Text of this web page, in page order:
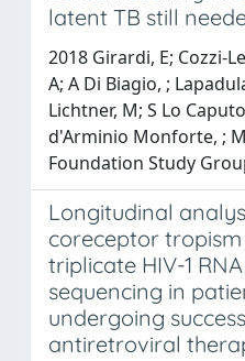
latent TB still
2018 Girardi, E; Cozzi-
A; A Di Biagio, ;
Lichtner, M; S Lo
d'Arminio Monforte, ;
Foundation Study
Longitudinal
coreceptor
triplicate HIV-1
sequencing in
undergoing
antiretroviral